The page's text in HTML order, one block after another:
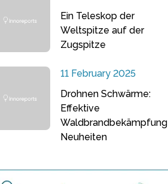
Ein Teleskop der
Weltspitze auf der
Zugspitze
11 February 2025
Drohnen Schwärme:
Effektive
Waldbrandbekämpfung
Neuheiten